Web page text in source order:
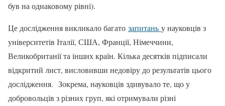
був на однаковому рівні).
Це дослідження викликало багато запитань у науковців з
університетів Італії, США, Франції, Німеччини,
Великобританії та інших країн. Кілька десятків підписали
відкритий лист, висловивши недовіру до результатів цього
дослідження. Зокрема, науковців здивувало те, що у
добровольців з різних груп, які отримували різні